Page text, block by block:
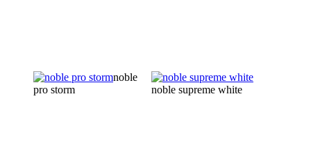
noble
pro storm
noble supreme white